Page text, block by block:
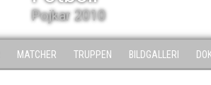
Pojkar 2010
MATCHER TRUPPEN BILDGALLERI